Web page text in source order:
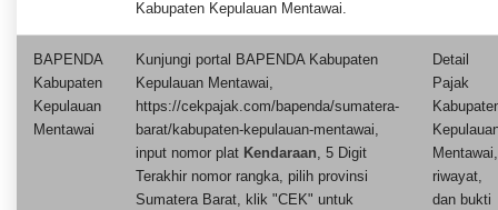
Kabupaten Kepulauan Mentawai.
BAPENDA
Kabupaten
Kepulauan
Mentawai
Kunjungi portal BAPENDA Kabupaten
Kepulauan Mentawai,
https://cekpajak.com/bapenda/sumatera-
barat/kabupaten-kepulauan-mentawai,
input nomor plat Kendaraan, 5 Digit
Terakhir nomor rangka, pilih provinsi
Sumatera Barat, klik "CEK" untuk
Detail
Pajak
Mentawai,
riwayat,
dan bukti